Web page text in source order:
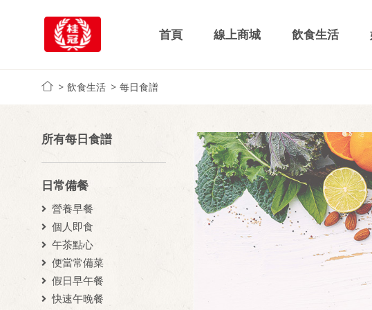
首頁 線上商城 飲食生活
飲食生活 每日食譜
所有每日食譜
日常備餐
營養早餐
個人即食
午茶點心
便當常備菜
假日早午餐
快速午晚餐